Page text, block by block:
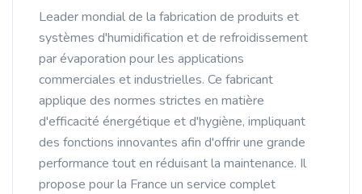
Leader mondial de la fabrication de produits et
systèmes d'humidification et de refroidissement
par évaporation pour les applications
commerciales et industrielles. Ce fabricant
applique des normes strictes en matière
d'efficacité énergétique et d'hygiène, impliquant
des fonctions innovantes afin d'offrir une grande
performance tout en réduisant la maintenance. Il
propose pour la France un service complet